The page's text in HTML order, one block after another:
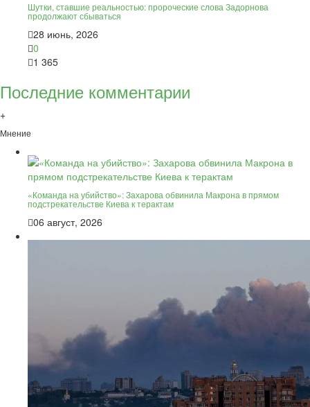
Шутки, ставшие реальностью: пророческие слова Задорнова
продолжают сбываться
28 июнь, 2026
0
1 365
Последние комментарии
+
Мнение
«Команда на убийство»: Захарова обвинила Макрона в прямом
подстрекательстве Киева к терактам
06 август, 2026